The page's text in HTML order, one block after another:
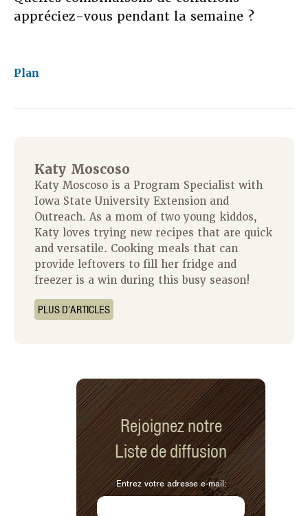
appréciez-vous pendant la semaine ?
Plan
Katy Moscoso
Katy Moscoso is a Program Specialist with
Iowa State University Extension and
Outreach. As a mom of two young kiddos,
Katy loves trying new recipes that are quick
and versatile. Cooking meals that can
provide leftovers to fill her fridge and
freezer is a win during this busy season!
PLUS D’ARTICLES
Rejoignez notre
Liste de diffusion
Entrez votre adresse e-mail: